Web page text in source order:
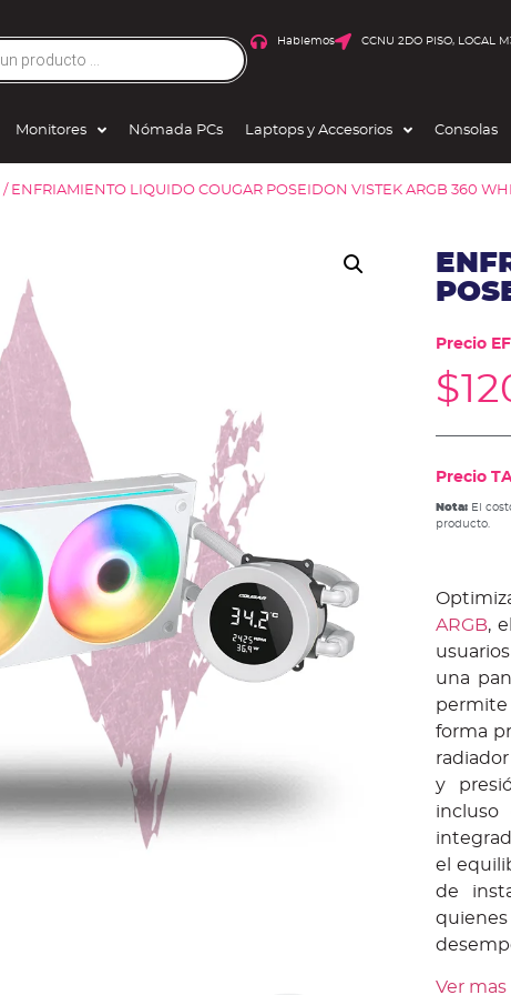
Hablemos CCNU 2DO PISO, LOCAL
Monitores Nómada PCs Laptops y Accesorios Consolas
/ ENFRIAMIENTO LIQUIDO COUGAR POSEIDON VISTEK ARGB 360
Precio
$
Precio
Nota:El
producto.
ARGB,
una
forma
y
incluso
el
de
Ver mas